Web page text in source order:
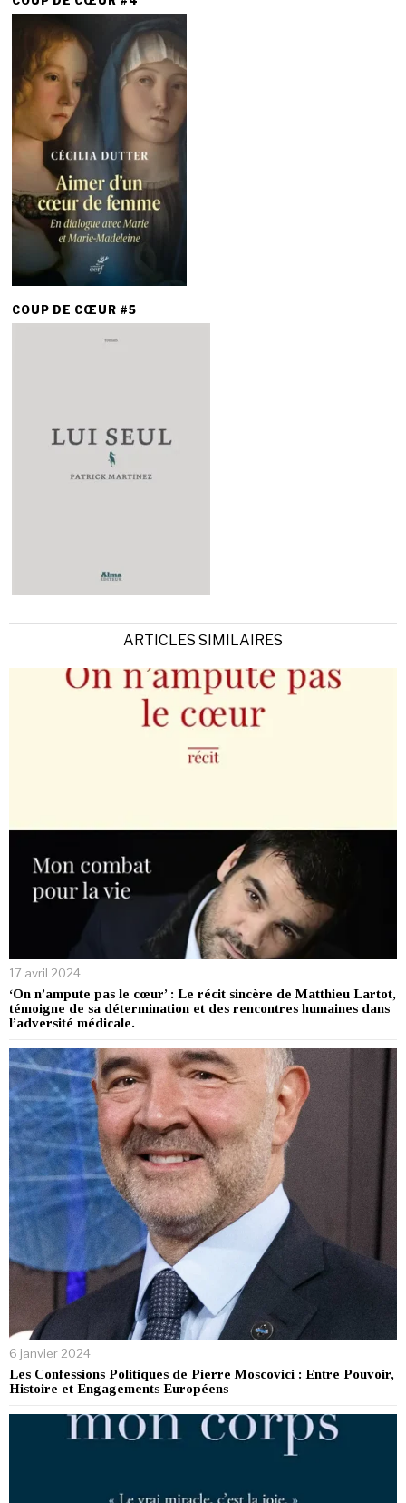
COUP DE CŒUR #5
ARTICLES SIMILAIRES
17 avril 2024
‘On n’ampute pas le cœur’ : Le récit sincère de Matthieu Lartot,
témoigne de sa détermination et des rencontres humaines dans
l’adversité médicale.
6 janvier 2024
Les Confessions Politiques de Pierre Moscovici : Entre Pouvoir,
Histoire et Engagements Européens